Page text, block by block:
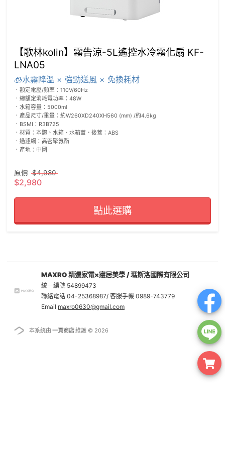
【歌林kolin】霧告涼-5L遙控水冷霧化扇 KF-
LNA05
🧊水霧降溫 × 強勁送風 × 免換耗材
．額定電壓/頻率：110V/60Hz
．總額定消耗電功率：48W
．水箱容量：5000ml
．產品尺寸/重量：約W260XD240XH560 (mm) /約4.6kg
．BSMI：R3B725
．材質：本體、水箱、水箱蓋、後蓋：ABS
．過濾網：高密聚氨酯
．產地：中國
原價 $4,980
$2,980
點此選購
MAXRO 精選家電×寢居美學 / 瑪斯洛國際有限公司
統一編號 54899473
聯絡電話 04-25368987/ 客服手機 0989-743779
Email maxro0630@gmail.com
本系統由 一頁商店維護 © 2026